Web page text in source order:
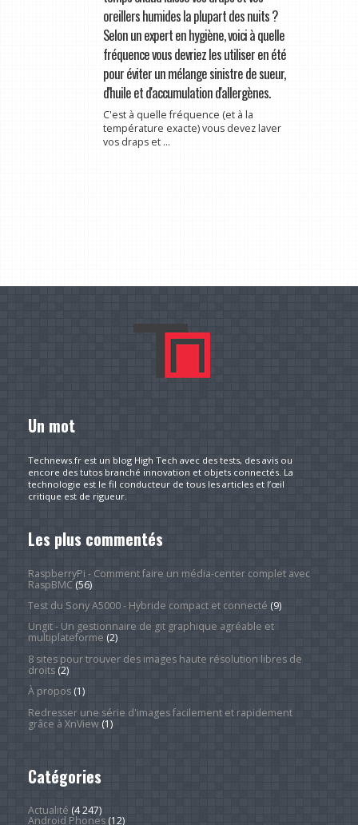
oreillers humides la plupart des nuits ?
Selon un expert en hygiène, voici à quelle
fréquence vous devriez les utiliser en été
pour éviter un mélange sinistre de sueur,
d'huile et d'accumulation d'allergènes.
C'est à quelle fréquence (et à la
température exacte) vous devez laver
vos draps et ...
Un mot
Technews.fr est un blog High Tech avec des tests, des avis ou
encore des tutos branché innovation et objets connectés. La
technologie est le fil conducteur de tous les articles et l’œil
critique est de rigueur.
Les plus commentés
RaspberryPi - Comment faire un média-center complet avec
RaspBMC(56)
Test du Sony A5000 - Hybride compact et connecté (9)
Ungit - Un gestionnaire de git graphique agréable et
multiplateforme (2)
8 sites pour trouver des images haute résolution libres de
droits(2)
À propos(1)
Redresser une série d'images facilement et rapidement
grâce à XnView(1)
Catégories
Actualité (4 247)
Android Phones(12)